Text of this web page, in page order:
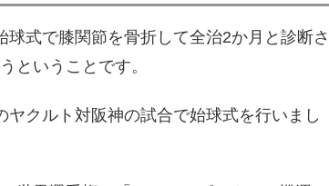
式で膝関節を骨折して全治2か月と診断さ
ということです。
クルト対阪神の試合で始球式を行いまし